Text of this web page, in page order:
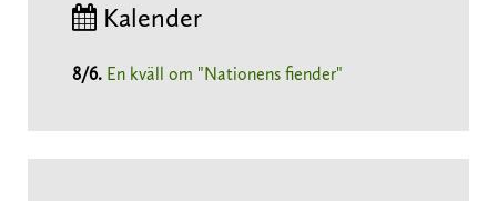
Kalender
8/6. En kväll om "Nationens fiender"